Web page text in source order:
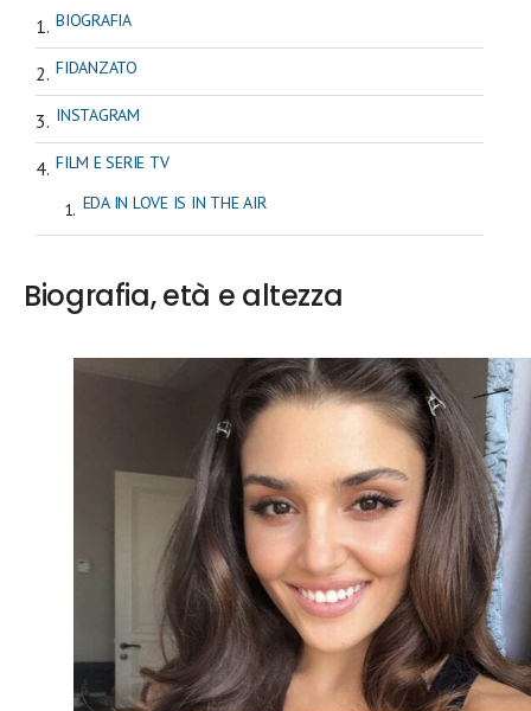
BIOGRAFIA
FIDANZATO
INSTAGRAM
FILM E SERIE TV
EDA IN LOVE IS IN THE AIR
Biografia, età e altezza